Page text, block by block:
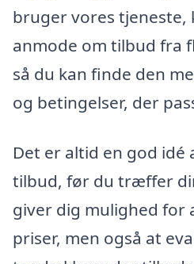
bruger vores tjeneste,
anmode om tilbud fra
så du kan finde den
og betingelser, der
Det er altid en god
tilbud, før du træffer
giver dig mulighed for
priser, men også at